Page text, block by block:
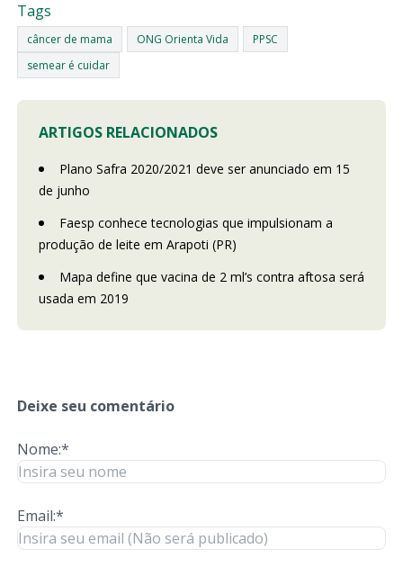
Tags
câncer de mama ONG Orienta Vida
PPSC
semear é cuidar
ARTIGOS RELACIONADOS
Plano Safra 2020/2021 deve ser anunciado em 15
de junho
Faesp conhece tecnologias que impulsionam a
produção de leite em Arapoti (PR)
Mapa define que vacina de 2 ml’s contra aftosa será
usada em 2019
Deixe seu comentário
Nome:*
Email:*